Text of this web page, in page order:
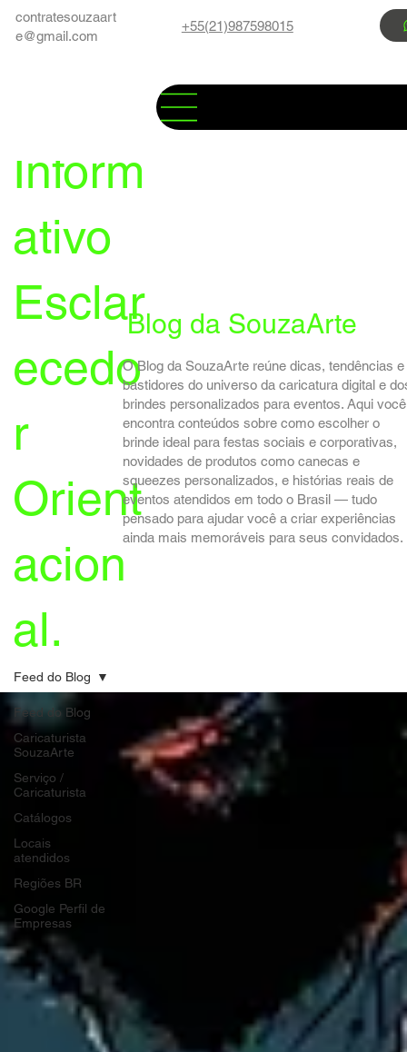
contratesouzaart
e@gmail.com
+55(21)987598015
Inform
ativo
Esclar
ecedo
r
Orient
acion
al.
Blog da SouzaArte
O Blog da SouzaArte reúne dicas, tendências e
bastidores do universo da caricatura digital e
brindes personalizados para eventos. Aqui você
encontra conteúdos sobre como escolher o
brinde ideal para festas sociais e corporativas,
novidades de produtos como canecas e
squeezes personalizados, e histórias reais de
eventos atendidos em todo o Brasil — tudo
pensado para ajudar você a criar experiências
ainda mais memoráveis para seus convidados.
Feed do Blog
Caricaturista
SouzaArte
Serviço /
Caricaturista
Catálogos
Locais
atendidos
Regiões BR
Google Perfil de
Empresas
Feed do Blog